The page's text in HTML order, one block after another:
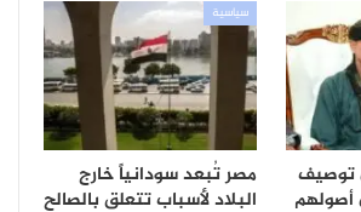
توصيف
سياسية
مصر تُبعد سودانياً خارج
البلاد لأسباب تتعلق بالصالح